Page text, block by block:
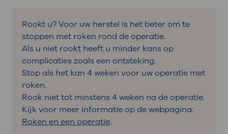
Rookt u? Voor uw herstel is het beter om te
stoppen met roken rond de operatie.
Als u niet rookt heeft u minder kans op
complicaties zoals een ontsteking.
Stop als het kan 4 weken voor uw operatie met
roken.
Rook niet tot minstens 4 weken na de operatie.
Kijk voor meer informatie op de webpagina:
Roken en een operatie.